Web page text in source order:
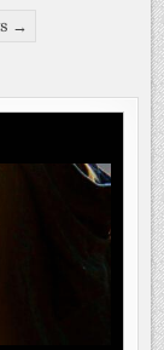
B
M
→